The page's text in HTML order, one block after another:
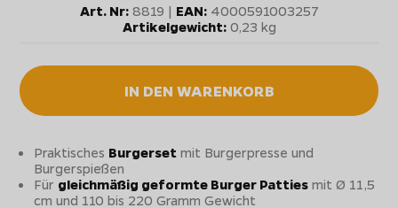
Art. Nr:8819 | EAN:4000591003257
Artikelgewicht:0,23 kg
IN DEN WARENKORB
Praktisches Burgerset mit Burgerpresse und
Burgerspießen
Für gleichmäßig geformte Burger Patties mit Ø 11,5
cm und 110 bis 220 Gramm Gewicht